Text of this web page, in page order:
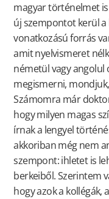
magyar történelmet
új szempontot kerül
vonatkozású forrás
amit nyelvismeret
németül vagy angolul
megismerni,
Számomra már
hogy milyen magas
írnak a lengyel
akkoriban még nem
szempont: ihletet is
berkeiből. Szerintem
hogy azok a kollégák,